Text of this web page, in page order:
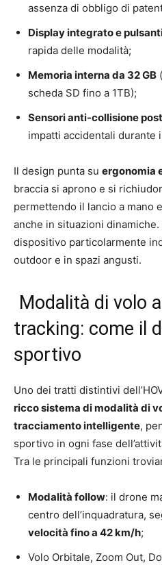
assenza di obbligo di
Display integrato e
rapida delle modalità;
Memoria interna da 32 GB
scheda SD fino a 1TB);
Sensori anti-collisione
impatti accidentali durante
Il design punta su ergonomia
braccia si aprono e si
permettendo il lancio a mano
anche in situazioni
dispositivo particolarmente
outdoor e in spazi angusti.
Modalità di volo
tracking: come il
sportivo
Uno dei tratti distintivi
ricco sistema di modalità di
tracciamento intelligente,
sportivo in ogni fase
Tra le principali funzioni
Modalità follow: il drone
centro dell’inquadratura,
velocità fino a 42 km/h;
Volo Orbitale, Zoom Out,